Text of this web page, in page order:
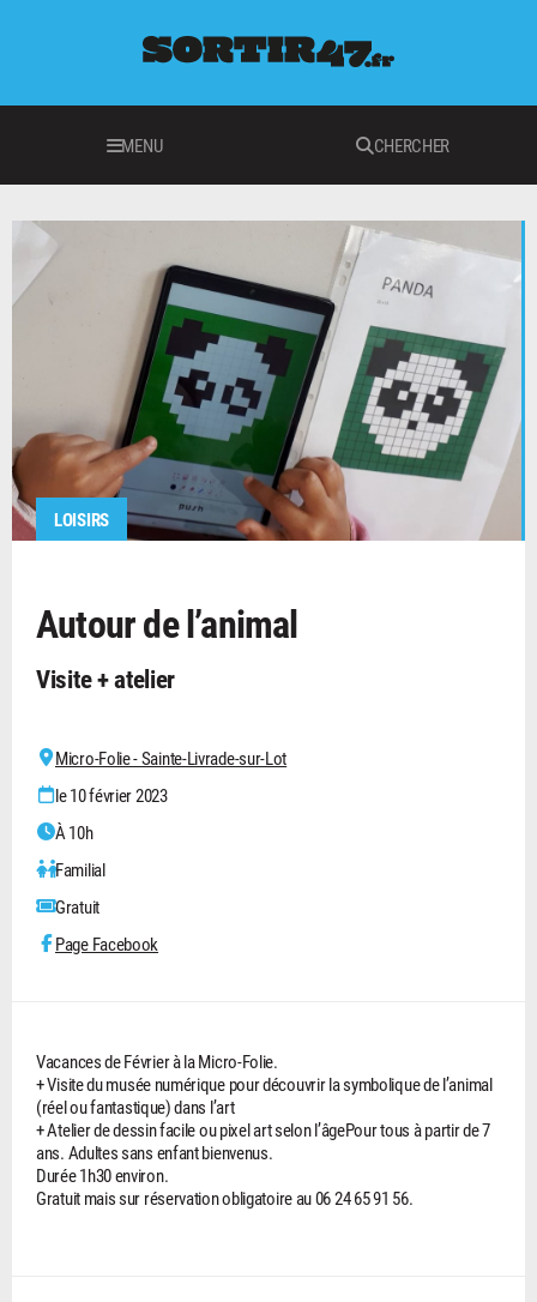
MENU CHERCHER
LOISIRS
Autour de l’animal
Visite + atelier
Micro-Folie - Sainte-Livrade-sur-Lot
le 10 février 2023
À 10h
Familial
Gratuit
Page Facebook
Vacances de Février à la Micro-Folie.
+ Visite du musée numérique pour découvrir la symbolique de l’animal
(réel ou fantastique) dans l’art
+ Atelier de dessin facile ou pixel art selon l’âgePour tous à partir de 7
ans. Adultes sans enfant bienvenus.
Durée 1h30 environ.
Gratuit mais sur réservation obligatoire au 06 24 65 91 56.